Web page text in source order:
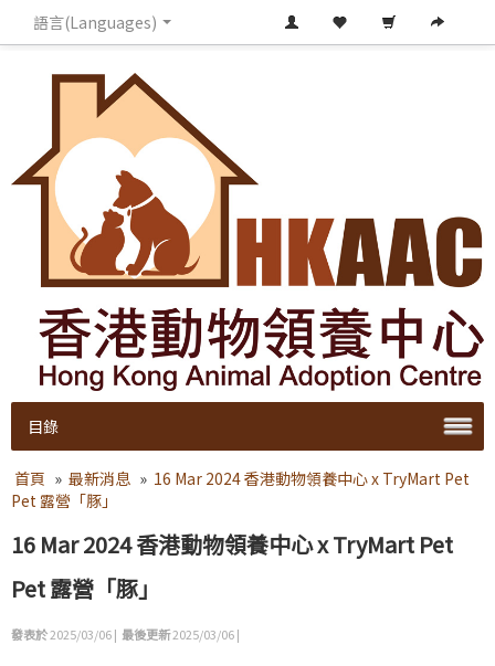
語言(Languages)
目錄
首頁 » 最新消息 » 16 Mar 2024 香港動物領養中心 x TryMart Pet
Pet 露營「豚」
16 Mar 2024 香港動物領養中心 x TryMart Pet
Pet 露營「豚」
發表於2025/03/06 | 最後更新2025/03/06 |